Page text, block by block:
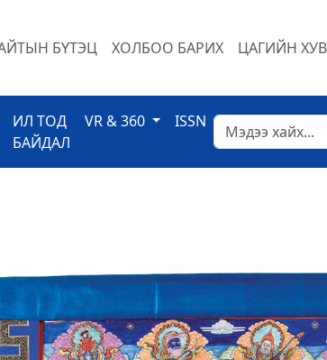
БҮТЭЦ ХОЛБОО БАРИХ ЦАГИЙН
ИЛ ТОД
БАЙДАЛ
VR & 360 ISSN